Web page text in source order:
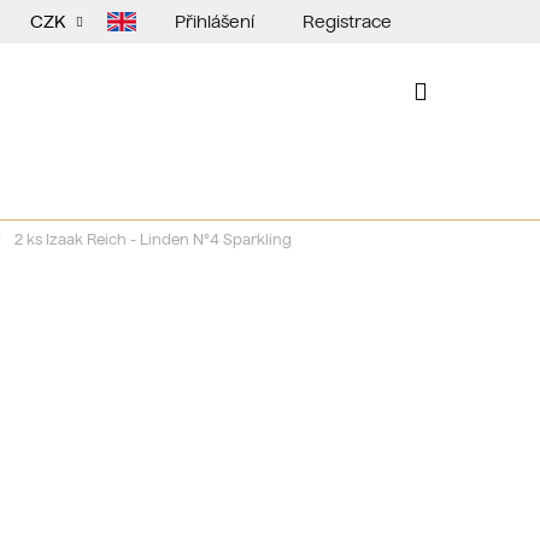
CZK Přihlášení Registrace
2 ks Izaak Reich - Linden N°4 Sparkling